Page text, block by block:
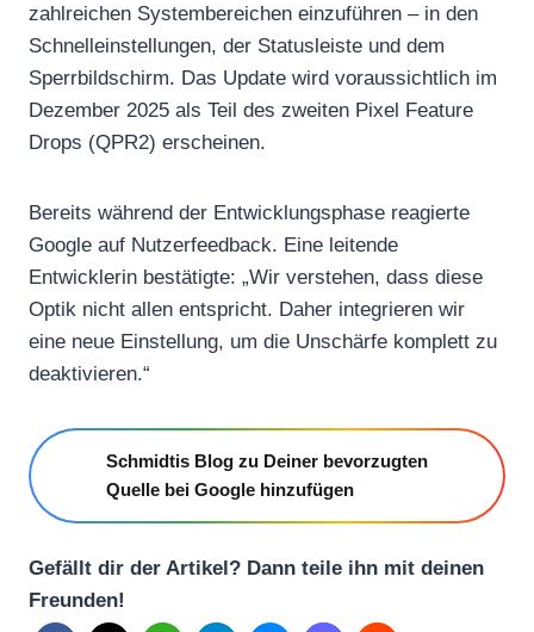
zahlreichen Systembereichen einzuführen – in den
Schnelleinstellungen, der Statusleiste und dem
Sperrbildschirm. Das Update wird voraussichtlich im
Dezember 2025 als Teil des zweiten Pixel Feature
Drops (QPR2) erscheinen.
Bereits während der Entwicklungsphase reagierte
Google auf Nutzerfeedback. Eine leitende
Entwicklerin bestätigte: „Wir verstehen, dass diese
Optik nicht allen entspricht. Daher integrieren wir
eine neue Einstellung, um die Unschärfe komplett zu
deaktivieren.“
Schmidtis Blog zu Deiner bevorzugten
Quelle bei Google hinzufügen
Gefällt dir der Artikel? Dann teile ihn mit deinen
Freunden!